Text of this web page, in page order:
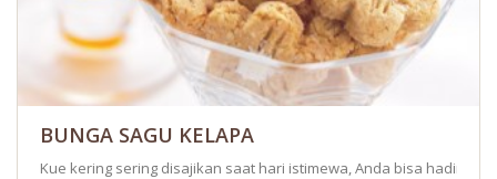
BUNGA SAGU KELAPA
Kue kering sering disajikan saat hari istimewa, Anda bisa